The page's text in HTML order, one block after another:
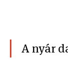
A nyár